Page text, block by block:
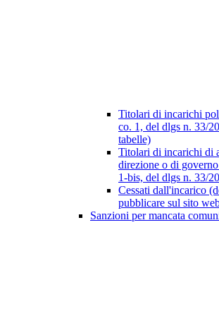
Titolari di incarichi
co. 1, del dlgs n. 33/
tabelle)
Titolari di incarichi di
direzione o di
1-bis, del dlgs n. 33/
Cessati dall'incarico
pubblicare sul sito
Sanzioni per mancata